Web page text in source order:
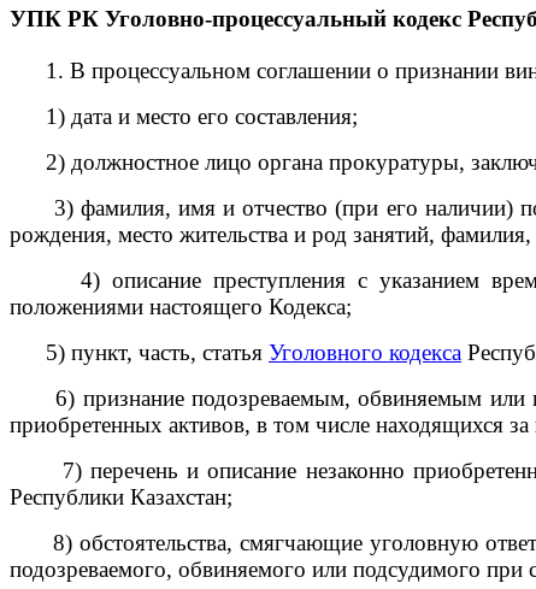
УПК РК Уголовно-процессуальный кодекс
1. В процессуальном соглашении о признании
1) дата и место его составления;
2) должностное лицо органа прокуратуры,
3) фамилия, имя и отчество (при его наличии)
рождения, место жительства и род занятий,
4) описание преступления с указанием
положениями настоящего Кодекса;
5) пункт, часть, статья Уголовного кодекса
6) признание подозреваемым, обвиняемым или
приобретенных активов, в том числе находящихся
7) перечень и описание незаконно
Республики Казахстан;
8) обстоятельства, смягчающие уголовную
подозреваемого, обвиняемого или подсудимого